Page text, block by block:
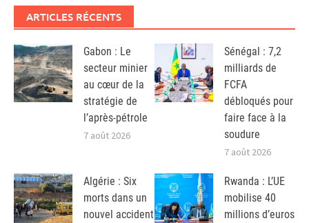
ARTICLES RÉCENTS
Gabon : Le
secteur minier
au cœur de la
stratégie de
l’après-pétrole
7 août 2026
Sénégal : 7,2
milliards de
FCFA
débloqués pour
faire face à la
soudure
7 août 2026
Algérie : Six
morts dans un
nouvel accident
Rwanda : L’UE
mobilise 40
millions d’euros